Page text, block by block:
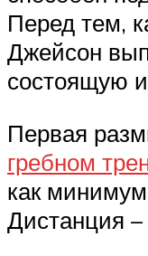
Перед тем,
Джейсон
состоящую
Первая
гребном
как
Дистанция